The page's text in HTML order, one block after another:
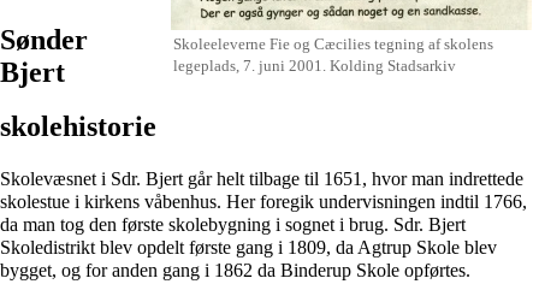
Skoleeleverne Fie og Cæcilies tegning af skolens
legeplads, 7. juni 2001 . Kolding Stadsarkiv
Sønder
Bjert
skolehistorie
Skolevæsnet i Sdr. Bjert går helt tilbage til 1651 , hvor man indrettede
skolestue i kirkens våbenhus. Her foregik undervisningen indtil 1766,
da man tog den første skolebygning i sognet i brug. Sdr. Bjert
Skoledistrikt blev opdelt første gang i 1809, da Agtrup Skole blev
bygget, og for anden gang i 1862 da Binderup Skole opførtes.